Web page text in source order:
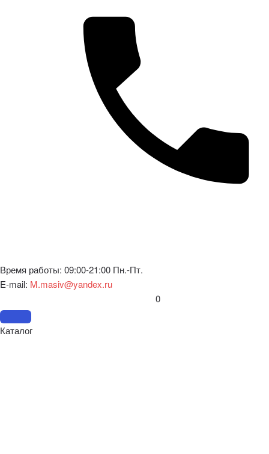
Время работы: 09:00-21:00 Пн.-Пт.
E-mail: M.masiv@yandex.ru
0
Каталог